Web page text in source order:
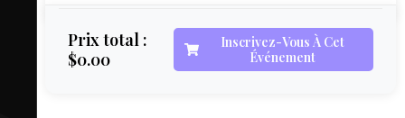
MON
COMPTE
Prix total :
$0.00
Inscrivez-Vous À Cet
Événement